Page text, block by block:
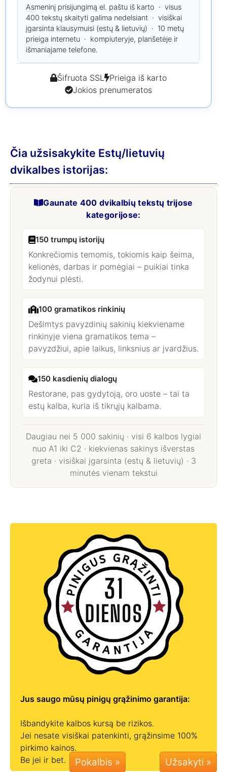
Asmeninį prisijungimą el. paštu iš karto · visus
400 tekstų skaityti galima nedelsiant · visiškai
įgarsinta klausymuisi (estų & lietuvių) · 10 metų
prieiga internetu · kompiuteryje, planšetėje ir
išmaniajame telefone.
Šifruota SSL Prieiga iš karto
Jokios prenumeratos
Čia užsisakykite Estų/lietuvių
dvikalbes istorijas:
Gaunate 400 dvikalbių tekstų trijose
kategorijose:
150 trumpų istorijų
Konkrečiomis temomis, tokiomis kaip šeima,
kelionės, darbas ir pomėgiai – puikiai tinka
žodynui plėsti.
100 gramatikos rinkinių
Dešimtys pavyzdinių sakinių kiekviename
rinkinyje viena gramatikos tema –
pavyzdžiui, apie laikus, linksnius ar įvardžius.
150 kasdienių dialogų
Restorane, pas gydytoją, oro uoste – tai ta
estų kalba, kuria iš tikrųjų kalbama.
Daugiau nei 5 000 sakinių · visi 6 kalbos lygiai
nuo A1 iki C2 · kiekvienas sakinys išverstas
greta · visiškai įgarsinta (estų & lietuvių) · 3
minutės vienam tekstui
Jus saugo mūsų pinigų grąžinimo garantija:
Išbandykite kalbos kursą be rizikos.
Jei nesate visiškai patenkinti, grąžinsime 100%
pirkimo kainos.
Be jei ir bet.
Pokalbis »